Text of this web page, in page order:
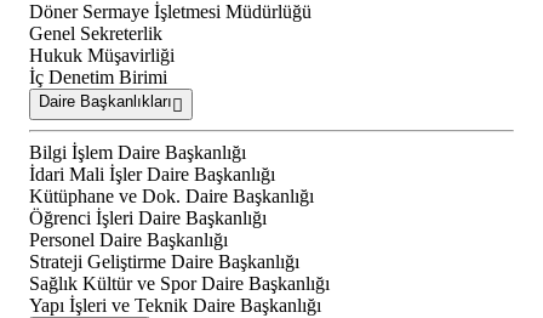
Döner Sermaye İşletmesi Müdürlüğü
Genel Sekreterlik
Hukuk Müşavirliği
İç Denetim Birimi
Daire Başkanlıkları
Bilgi İşlem Daire Başkanlığı
İdari Mali İşler Daire Başkanlığı
Kütüphane ve Dok. Daire Başkanlığı
Öğrenci İşleri Daire Başkanlığı
Personel Daire Başkanlığı
Strateji Geliştirme Daire Başkanlığı
Sağlık Kültür ve Spor Daire Başkanlığı
Yapı İşleri ve Teknik Daire Başkanlığı